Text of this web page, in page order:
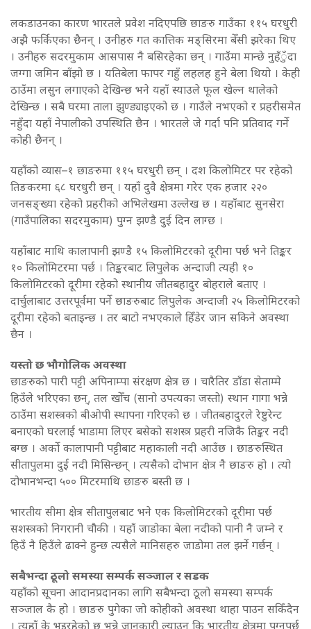
लकडाउनका कारण भारतले प्रवेश नदिएपछि छाङरु गाउँका ११५ घरधुरी
अझै फर्किएका छैनन् । उनीहरु गत कात्तिक मङ्सिरमा बेँसी झरेका थिए
। उनीहरु सदरमुकाम आसपास नै बसिरहेका छन् । गाउँमा मान्छे नुहँुँदा
जग्गा जमिन बाँझो छ । यतिबेला फापर गहुँ लहलह हुने बेला थियो । केही
ठाउँमा लसुन लगाएको देखिन्छ भने यहाँ स्याउले फूल खेल्न थालेको
देखिन्छ । सबै घरमा ताला झुण्ड्याइएको छ । गाउँले नभएको र प्रहरीसमेत
नहुँदा यहाँ नेपालीको उपस्थिति छैन । भारतले जे गर्दा पनि प्रतिवाद गर्ने
कोही छैनन् ।
यहाँको व्यास–१ छाङरुमा ११५ घरधुरी छन् । दश किलोमिटर पर रहेको
तिङकरमा ६८ घरधुरी छन् । यहाँ दुवै क्षेत्रमा गरेर एक हजार २२०
जनसङ्ख्या रहेको प्रहरीको अभिलेखमा उल्लेख छ । यहाँबाट सुनसेरा
(गाउँपालिका सदरमुकाम) पुग्न झण्डै दुई दिन लाग्छ ।
यहाँबाट माथि कालापानी झण्डै १५ किलोमिटरको दूरीमा पर्छ भने तिङ्कर
१० किलोमिटरमा पर्छ । तिङ्करबाट लिपुलेक अन्दाजी त्यही १०
किलोमिटरको दूरीमा रहेको स्थानीय जीतबहादुर बोहराले बताए ।
दार्चुलाबाट उत्तरपूर्वमा पर्ने छाङरुबाट लिपुलेक अन्दाजी २५ किलोमिटरको
दूरीमा रहेको बताइन्छ । तर बाटो नभएकाले हिँडेर जान सकिने अवस्था
छैन ।
यस्तो छ भौगोलिक अवस्था
छाङरुको पारी पट्टी अपिनाम्पा संरक्षण क्षेत्र छ । चारैतिर डाँडा सेताम्मे
हिउँले भरिएका छन्, तल खोँच (सानो उपत्यका जस्तो) स्थान गागा भन्ने
ठाउँमा सशस्त्रको बीओपी स्थापना गरिएको छ । जीतबहादुरले रेष्टुरेन्ट
बनाएको घरलाई भाडामा लिएर बसेको सशस्त्र प्रहरी नजिकै तिङ्कर नदी
बग्छ । अर्काे कालापानी पट्टीबाट महाकाली नदी आउँछ । छाङरुस्थित
सीतापुलमा दुई नदी मिसिन्छन् । त्यसैको दोभान क्षेत्र नै छाङरु हो । त्यो
दोभानभन्दा ५०० मिटरमाथि छाङरु बस्ती छ ।
भारतीय सीमा क्षेत्र सीतापुलबाट भने एक किलोमिटरको दूरीमा पर्छ
सशस्त्रको निगरानी चौकी । यहाँ जाडोका बेला नदीको पानी नै जम्ने र
हिउँ नै हिउँले ढाक्ने हुन्छ त्यसैले मानिसहरु जाडोमा तल झर्ने गर्छन् ।
सबैभन्दा ठूलो समस्या सम्पर्क सञ्जाल र सडक
यहाँको सूचना आदानप्रदानका लागि सबैभन्दा ठूलो समस्या सम्पर्क
सञ्जाल कै हो । छाङरु पुगेका जो कोहीको अवस्था थाहा पाउन सकिँदैन
। त्यहाँ के भइरहेको छ भन्ने जानकारी ल्याउन कि भारतीय क्षेत्रमा पुग्नुपर्छ